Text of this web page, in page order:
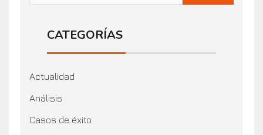
CATEGORÍAS
Actualidad
Análisis
Casos de éxito